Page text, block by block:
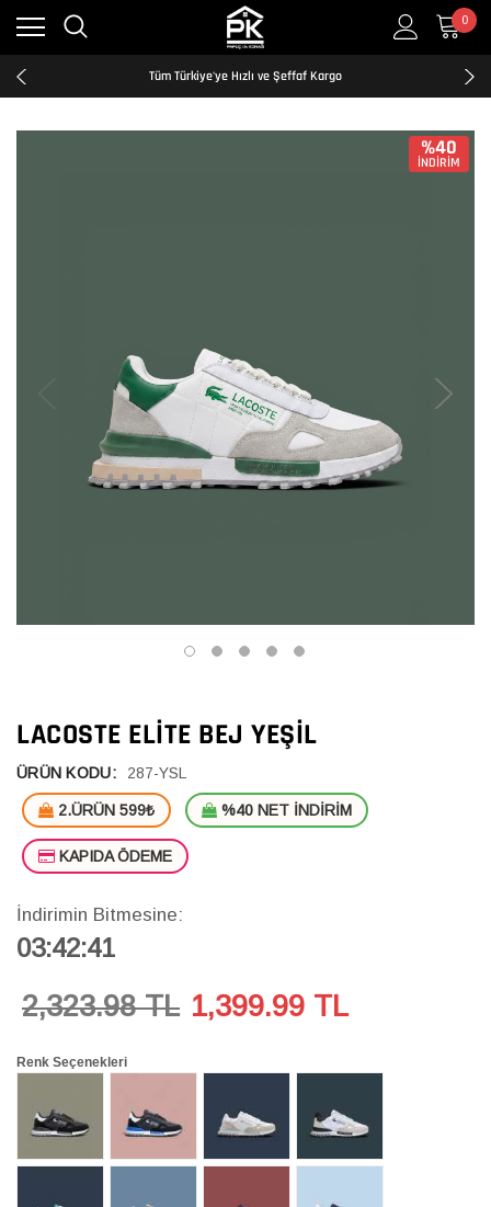
0
Kredi Kartına Taksit İmkanı
2500₺ ve Üzeri Ücretsiz Kargo
Tüm Türkiye'ye Hızlı ve Şeffaf Kargo
Kredi Kartına Taksit İmkanı
%40
İNDİRİM
LACOSTE ELITE BEJ YEŞIL
ÜRÜN KODU: 287-YSL
2.ÜRÜN 599₺ %40 NET İNDİRİM
KAPIDA ÖDEME
İndirimin Bitmesine:
03:42:40
2,323.98 TL 1,399.99 TL
Renk Seçenekleri